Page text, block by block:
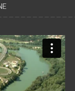
proonVimeo